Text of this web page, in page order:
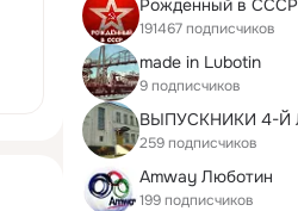
191467 подписчиков
made in Lubotin
9 подписчиков
259 подписчиков
Amway Люботин
199 подписчиков